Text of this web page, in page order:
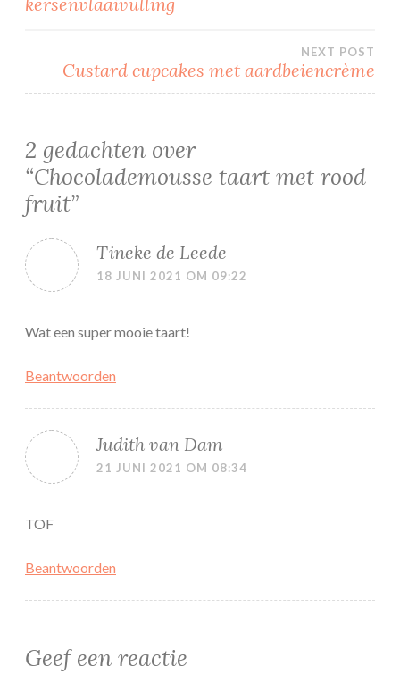
navigatie
NEXT POST
Custard cupcakes met aardbeiencrème
2 gedachten over
“Chocolademousse taart met rood
fruit”
Tineke de Leede
18 JUNI 2021 OM 09:22
Wat een super mooie taart!
Beantwoorden
Judith van Dam
21 JUNI 2021 OM 08:34
TOF
Beantwoorden
Geef een reactie